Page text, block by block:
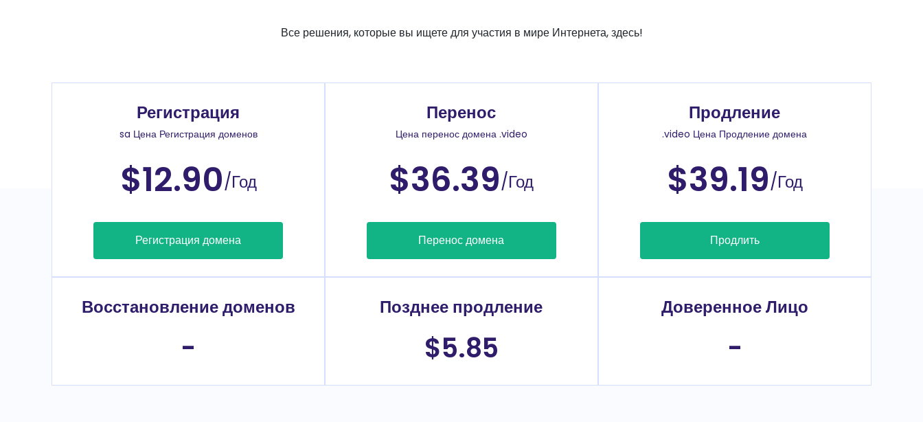
Все решения, которые вы ищете для участия в мире Интернета, здесь!
Регистрация
sa Цена Регистрация доменов
$12.90/Год
Регистрация домена
Перенос
Цена перенос домена .video
$36.39/Год
Перенос домена
Продление
.video Цена Продление домена
$39.19/Год
Продлить
Восстановление доменов
-
Позднее продление
$5.85
Доверенное Лицо
-